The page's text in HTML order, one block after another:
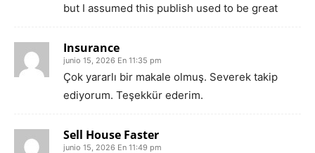
but I assumed this publish used to be great
Insurance
junio 15, 2026 En 11:35 pm
Çok yararlı bir makale olmuş. Severek takip
ediyorum. Teşekkür ederim.
Sell House Faster
junio 15, 2026 En 11:49 pm